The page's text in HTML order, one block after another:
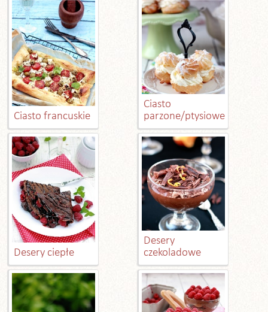
Ciasto francuskie
Ciasto
parzone/ptysiowe
Desery ciepłe
Desery
czekoladowe